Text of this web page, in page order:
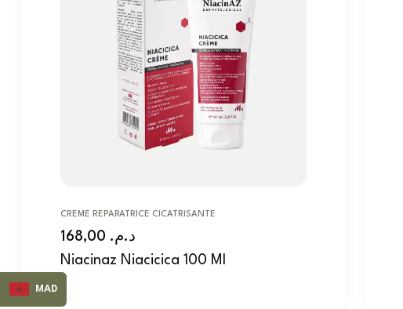
CREME REPARATRICE CICATRISANTE
Niacinaz Niacicica 100 Ml
د.م.
MAD